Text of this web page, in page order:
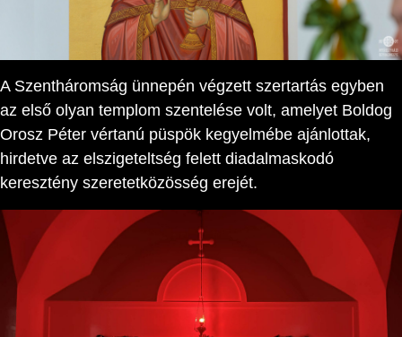
A Szentháromság ünnepén végzett szertartás egyben
az első olyan templom szentelése volt, amelyet Boldog
Orosz Péter vértanú püspök kegyelmébe ajánlottak,
hirdetve az elszigeteltség felett diadalmaskodó
keresztény szeretetközösség erejét.